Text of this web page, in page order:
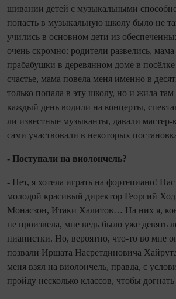
шивании детей с музыкальными
попасть в музыкальную школу было не
учились в основном дети из
очень скромно: родители развелись,
прабабушки в деревянном доме в
счастье, мама повела меня именно в
только по­пала в эту шко­лу, но и жила
каждый день водили на концерты,
ли известные музыканты, давали
сами участвовали в некоторых
- Поступали на виолончель?
- Нет, я хотела играть на фортепиа­но!
молодой красивый директор Георгий
Мо­насзон, Итаки Халитов… На них я,
не произвела, мне ведь было уже девять
пи­анистки. Но, вероятно, что‑то во мне
позвали Иршата Насретдиновича
меня взял на вио­лончель, правда, с
пройду несколько классов, чтобы